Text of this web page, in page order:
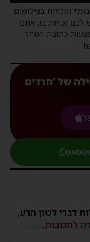
הזכויות בצילומים
לכם זכויות בו, אתם
כתובת המייל:
של 'חרדים
דברי לשון הרע,
לתגובות.